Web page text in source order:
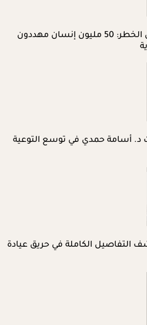
وزير الصحة يدق ناقوس الخطر: 50 مليون إنسان مهددون
د. أسامة حمدي في توسع التوعية
التفاصيل الكاملة في حريق عيادة